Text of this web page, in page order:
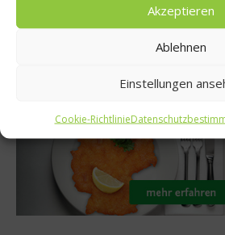
Akzeptieren
Ablehnen
Einstellungen
Cookie-Richtlinie